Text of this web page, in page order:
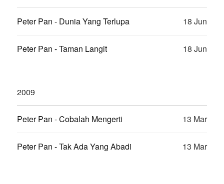
Peter Pan - Dunia Yang Terlupa 18 Jun
Peter Pan - Taman Langit 18 Jun
2009
Peter Pan - Cobalah Mengerti 13 Mar
Peter Pan - Tak Ada Yang Abadi 13 Mar